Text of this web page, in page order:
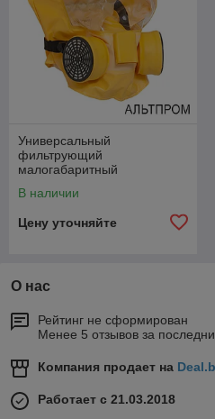
Универсальный
фильтрующий
малогабаритный
В наличии
Цену уточняйте
О нас
Рейтинг не сформирован
Менее 5 отзывов за
Компания продает на
Работает с 21.03.2018